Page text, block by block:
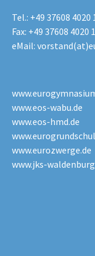
Tel.: +49 37608 4020
Fax: +49 37608 4020
eMail:
www.eos-wabu.de
www.eos-hmd.de
www.eurozwerge.de
www.jks-